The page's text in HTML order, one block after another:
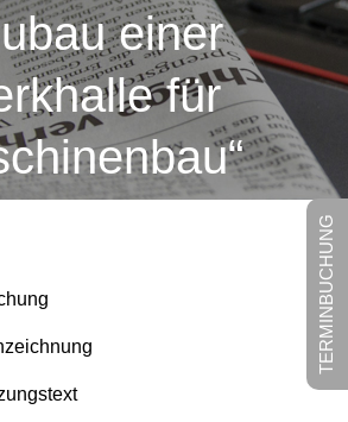
einer
für
TERMINBUCHUNG